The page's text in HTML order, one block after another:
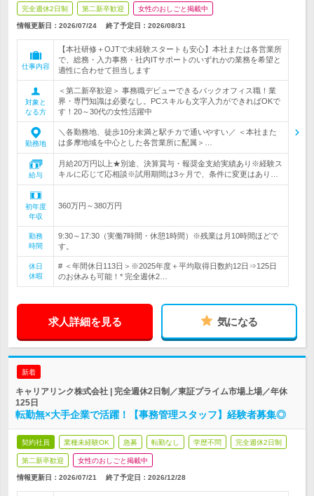
完全週休2日制 第二新卒歓迎 女性のおしごと掲載中
情報更新日：2026/07/24 終了予定日： 2026/08/31
仕事内容
【本社研修＋OJTで未経験スタートも安心】本社または各営業所
で、総務・入力事務・社内ITサポートのいずれかの業務を希望と
適性に合わせて担当します
対象と
なる方
＜第二新卒歓迎＞ 事務職デビューできるバックオフィス職！業
界・専門知識は必要なし。PCスキルも文字入力ができればOKで
す！20～30代の女性活躍中
勤務地
＼各勤務地、徒歩10分未満と駅チカで通いやすい／ ＜本社また
は多摩地域を中心とした各営業所に配属＞…
給与
月給20万円以上★別途、決算賞与・報奨金支給実績あり※経験ス
キルに応じて応相談※試用期間は3ヶ月で、条件に変更はあり…
初年度
年収
360万円～380万円
勤務
時間
9:30～17:30（実働7時間・休憩1時間）※残業は月10時間ほどで
す。
休日
休暇
# ＜年間休日113日＞※2025年度＋平均取得日数約12日⇒125日
のお休みも可能！* 完全週休2…
求人詳細を見る 気になる
新着
キャリアリンク株式会社 | 完全週休2日制／東証プライム市場上場／年休
125日
転勤無×大手企業で活躍！【事務管理スタッフ】経験者募集◎
契約社員 業種未経験OK 急募 転勤なし 学歴不問 完全週休2日制
第二新卒歓迎 女性のおしごと掲載中
情報更新日：2026/07/21 終了予定日： 2026/12/28